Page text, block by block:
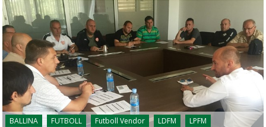
BALLINA FUTBOLL Futboll Vendor LDFM
LPFM